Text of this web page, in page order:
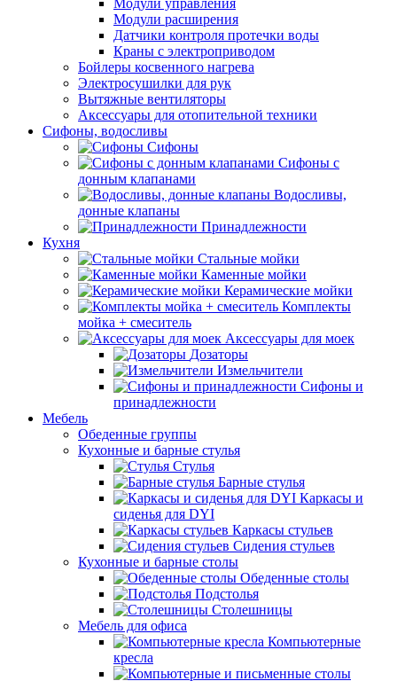
Модули управления
Модули расширения
Датчики контроля протечки воды
Краны с электроприводом
Бойлеры косвенного нагрева
Электросушилки для рук
Вытяжные вентиляторы
Аксессуары для отопительной техники
Сифоны, водосливы
Сифоны
Сифоны с
донным клапанами
Водосливы,
донные клапаны
Принадлежности
Кухня
Стальные мойки
Каменные мойки
Керамические мойки
Комплекты
мойка + смеситель
Аксессуары для моек
Дозаторы
Измельчители
Сифоны и
принадлежности
Мебель
Обеденные группы
Кухонные и барные стулья
Стулья
Барные стулья
Каркасы и
сиденья для DYI
Каркасы стульев
Сидения стульев
Кухонные и барные столы
Обеденные столы
Подстолья
Столешницы
Мебель для офиса
Компьютерные
кресла